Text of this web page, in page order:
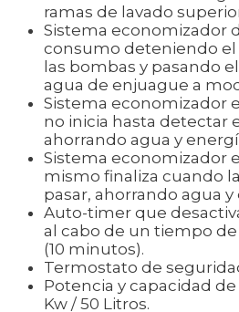
ramas de lavado
Sistema economizador
consumo deteniendo
las bombas y pasando
agua de enjuague a
Sistema economizador
no inicia hasta detectar
ahorrando agua y
Sistema economizador
mismo finaliza cuando
pasar, ahorrando agua y
Auto-timer que
al cabo de un tiempo
(10 minutos).
Termostato de
Potencia y capacidad
Kw / 50 Litros.